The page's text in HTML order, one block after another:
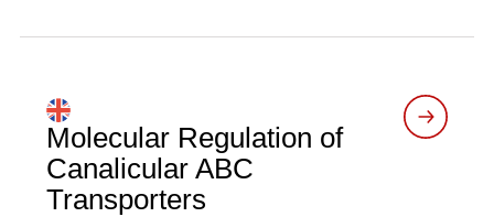
Molecular Regulation of
Canalicular ABC
Transporters